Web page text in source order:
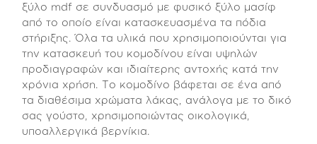
ξύλο mdf σε συνδυασμό με φυσικό ξύλο μασίφ
από το οποίο είναι κατασκευασμένα τα πόδια
στήριξης. Όλα τα υλικά που χρησιμοποιούνται για
την κατασκευή του κομοδίνου είναι υψηλών
προδιαγραφών και ιδιαίτερης αντοχής κατά την
χρόνια χρήση. Το κομοδίνο βάφεται σε ένα από
τα διαθέσιμα χρώματα λάκας, ανάλογα με το δικό
σας γούστο, χρησιμοποιώντας οικολογικά,
υποαλλεργικά βερνίκια.